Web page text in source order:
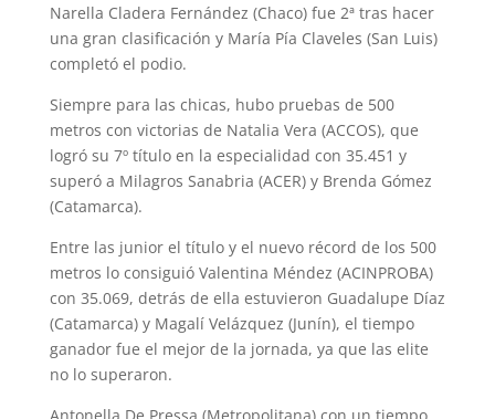
Narella Cladera Fernández (Chaco) fue 2ª tras hacer
una gran clasificación y María Pía Claveles (San Luis)
completó el podio.
Siempre para las chicas, hubo pruebas de 500
metros con victorias de Natalia Vera (ACCOS), que
logró su 7º título en la especialidad con 35.451 y
superó a Milagros Sanabria (ACER) y Brenda Gómez
(Catamarca).
Entre las junior el título y el nuevo récord de los 500
metros lo consiguió Valentina Méndez (ACINPROBA)
con 35.069, detrás de ella estuvieron Guadalupe Díaz
(Catamarca) y Magalí Velázquez (Junín), el tiempo
ganador fue el mejor de la jornada, ya que las elite
no lo superaron.